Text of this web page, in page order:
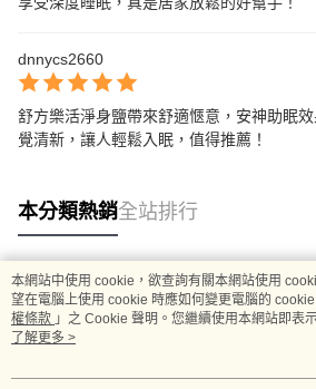
dnnycs2660
舒方樂活淨身鹽帶來舒適愜意，安神助眠
覺清新，讓人輕鬆入眠，值得推薦！
本分類熱銷全站排行
熱門標籤
本網站中使用 cookie，欲查詢有關本網站使用
望在電腦上使用 cookie 時應如何變更電腦的
權條款 」之 Cookie 聲明。您繼續使用本網站即表
用條款之 Cookie 聲明使用 cookie。
了解更多 >